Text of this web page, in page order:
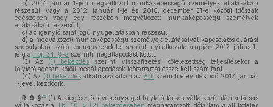
b) 2017. január 1-jén megváltozott munkaképességű személyek ellátásában
részesül, vagy a 2012. január 1-je és 2016. december 31-e közötti időszak
egészében vagy egy részében megváltozott munkaképességű személyek
ellátásában részesült,
c) az igénylő saját jogú nyugellátásban részesül,
d) a megváltozott munkaképességű személyek ellátásaival kapcsolatos eljárási
szabályokról szóló kormányrendelet szerinti nyilatkozata alapján 2017. július 1-
jéig a Tbj. 34. §-a szerinti megállapodást kötött.
(3) Az (1) bekezdés szerinti visszafizetési kötelezettség teljesítésekor a
folytatólagosan kötött megállapodások időtartamát össze kell számítani.
(4) Az (1) bekezdésalkalmazásában az Art. szerinti elévülési idő 2017. január
1-jével kezdődik.
R. 9. §75 (1) A kiegészítő tevékenységet folytató társas vállalkozó után a társas
vállalkozás a Tbj. 10. § (2) bekezdésében meghatározott időtartam alatt köteles